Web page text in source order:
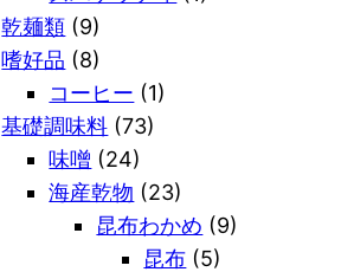
乾麺類 (9)
嗜好品 (8)
コーヒー (1)
基礎調味料 (73)
味噌 (24)
海産乾物 (23)
昆布わかめ (9)
昆布 (5)